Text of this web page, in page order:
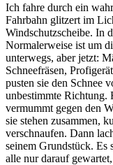
Ich fahre durch ein
Fahrbahn glitzert im
Windschutzscheibe. In
Normalerweise ist um
unterwegs, aber jetzt:
Schneefräsen,
pusten sie den Schnee
unbestimmte Richtung.
vermummt gegen den
sie stehen zusammen,
verschnaufen. Dann
seinem Grundstück. Es
alle nur darauf